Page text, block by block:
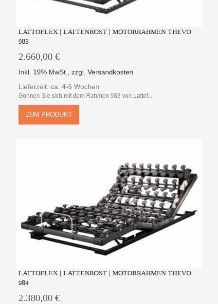
LATTOFLEX | LATTENROST | MOTORRAHMEN THEVO
983
2.660,00 €
Inkl. 19% MwSt. ,zzgl.Versandkosten
Lieferzeit: ca. 4-6 Wochen
Gönnen Sie sich mit dem Rahmen 983 von Lattof...
ZUM PRODUKT
LATTOFLEX | LATTENROST | MOTORRAHMEN THEVO
984
2.380,00 €